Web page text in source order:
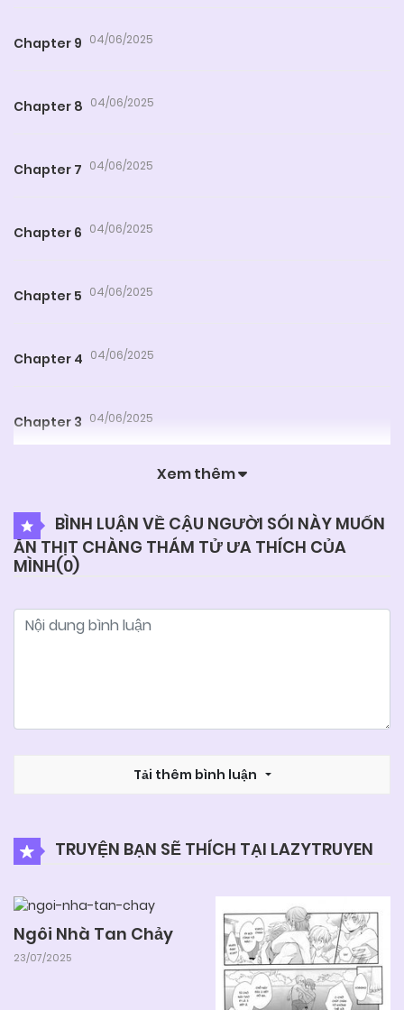
Chapter 9 04/06/2025
Chapter 8 04/06/2025
Chapter 7 04/06/2025
Chapter 6 04/06/2025
Chapter 5 04/06/2025
Chapter 4 04/06/2025
Chapter 3 04/06/2025
Chapter 1 04/06/2025
Xem thêm
BÌNH LUẬN VỀ CẬU NGƯỜI SÓI NÀY MUỐN
ĂN THỊT CHÀNG THÁM TỬ ƯA THÍCH CỦA
MÌNH(0)
Tải thêm bình luận
TRUYỆN BẠN SẼ THÍCH TẠI LAZYTRUYEN
Ngôi Nhà Tan Chảy
23/07/2025